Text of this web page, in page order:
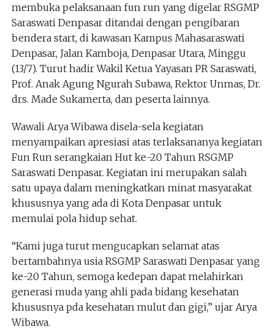
membuka pelaksanaan fun run yang digelar RSGMP
Saraswati Denpasar ditandai dengan pengibaran
bendera start, di kawasan Kampus Mahasaraswati
Denpasar, Jalan Kamboja, Denpasar Utara, Minggu
(13/7). Turut hadir Wakil Ketua Yayasan PR Saraswati,
Prof. Anak Agung Ngurah Subawa, Rektor Unmas, Dr.
drs. Made Sukamerta, dan peserta lainnya.
Wawali Arya Wibawa disela-sela kegiatan
menyampaikan apresiasi atas terlaksananya kegiatan
Fun Run serangkaian Hut ke-20 Tahun RSGMP
Saraswati Denpasar. Kegiatan ini merupakan salah
satu upaya dalam meningkatkan minat masyarakat
khususnya yang ada di Kota Denpasar untuk
memulai pola hidup sehat.
“Kami juga turut mengucapkan selamat atas
bertambahnya usia RSGMP Saraswati Denpasar yang
ke-20 Tahun, semoga kedepan dapat melahirkan
generasi muda yang ahli pada bidang kesehatan
khususnya pda kesehatan mulut dan gigi,” ujar Arya
Wibawa.